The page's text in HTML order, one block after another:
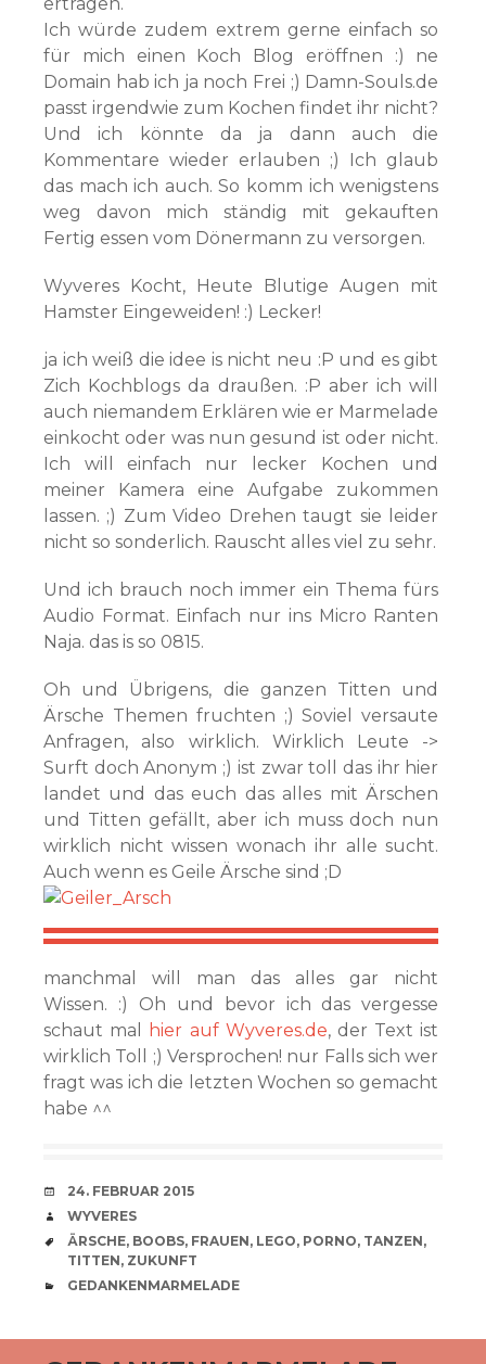
Ich würde zudem extrem gerne einfach so
für mich einen Koch Blog eröffnen :) ne
Domain hab ich ja noch Frei ;) Damn-Souls.de
passt irgendwie zum Kochen findet ihr nicht?
Und ich könnte da ja dann auch die
Kommentare wieder erlauben ;) Ich glaub
das mach ich auch. So komm ich wenigstens
weg davon mich ständig mit gekauften
Fertig essen vom Dönermann zu versorgen.
Wyveres Kocht, Heute Blutige Augen mit
Hamster Eingeweiden! :) Lecker!
ja ich weiß die idee is nicht neu :P und es gibt
Zich Kochblogs da draußen. :P aber ich will
auch niemandem Erklären wie er Marmelade
einkocht oder was nun gesund ist oder nicht.
Ich will einfach nur lecker Kochen und
meiner Kamera eine Aufgabe zukommen
lassen. ;) Zum Video Drehen taugt sie leider
nicht so sonderlich. Rauscht alles viel zu sehr.
Und ich brauch noch immer ein Thema fürs
Audio Format. Einfach nur ins Micro Ranten
Naja. das is so 0815.
Oh und Übrigens, die ganzen Titten und
Ärsche Themen fruchten ;) Soviel versaute
Anfragen, also wirklich. Wirklich Leute ->
Surft doch Anonym ;) ist zwar toll das ihr hier
landet und das euch das alles mit Ärschen
und Titten gefällt, aber ich muss doch nun
wirklich nicht wissen wonach ihr alle sucht.
Auch wenn es Geile Ärsche sind ;D
manchmal will man das alles gar nicht
Wissen. :) Oh und bevor ich das vergesse
schaut mal
hier auf Wyveres.de, der Text ist
wirklich Toll ;) Versprochen! nur Falls sich wer
fragt was ich die letzten Wochen so gemacht
habe ^^
VERABREDUNG
24. FEBRUAR 2015
VERFASSER
WYVERES
SCHLAGWÖRTER
ÄRSCHE, BOOBS, FRAUEN, LEGO, PORNO, TANZEN,
TITTEN, ZUKUNFT
CATEGORIES
GEDANKENMARMELADE